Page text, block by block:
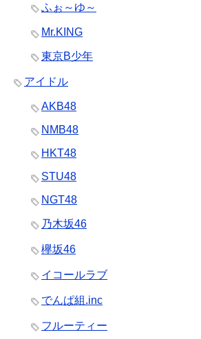
ふぉ～ゆ～
Mr.KING
東京B少年
アイドル
AKB48
NMB48
HKT48
STU48
NGT48
乃木坂46
欅坂46
イコールラブ
でんぱ組.inc
フルーティー